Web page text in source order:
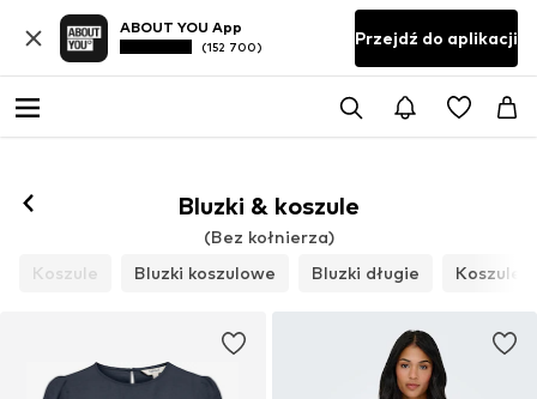
ABOUT YOU App
(152 700) Przejdź do aplikacji
Bluzki & koszule
(Bez kołnierza)
Koszule
Bluzki koszulowe Bluzki długie Koszule